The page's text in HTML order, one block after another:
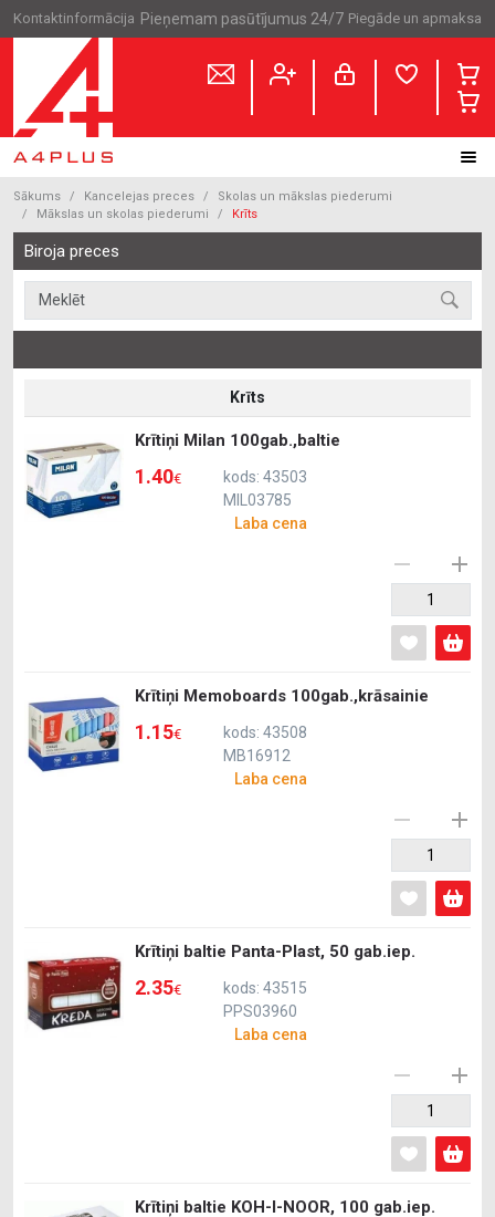
Kontaktinformācija Pieņemam pasūtījumus 24/7 Piegāde un apmaksa
Sākums Kancelejas preces
Skolas un mākslas piederumi
Mākslas un skolas piederumi
Krīts
Biroja preces
Krīts
Krītiņi Milan 100gab.,baltie
1.40€
kods: 43503
MIL03785
Laba cena
Krītiņi Memoboards 100gab.,krāsainie
1.15€
kods: 43508
MB16912
Laba cena
Krītiņi baltie Panta-Plast, 50 gab.iep.
2.35€
kods: 43515
PPS03960
Laba cena
Krītiņi baltie KOH-I-NOOR, 100 gab.iep.